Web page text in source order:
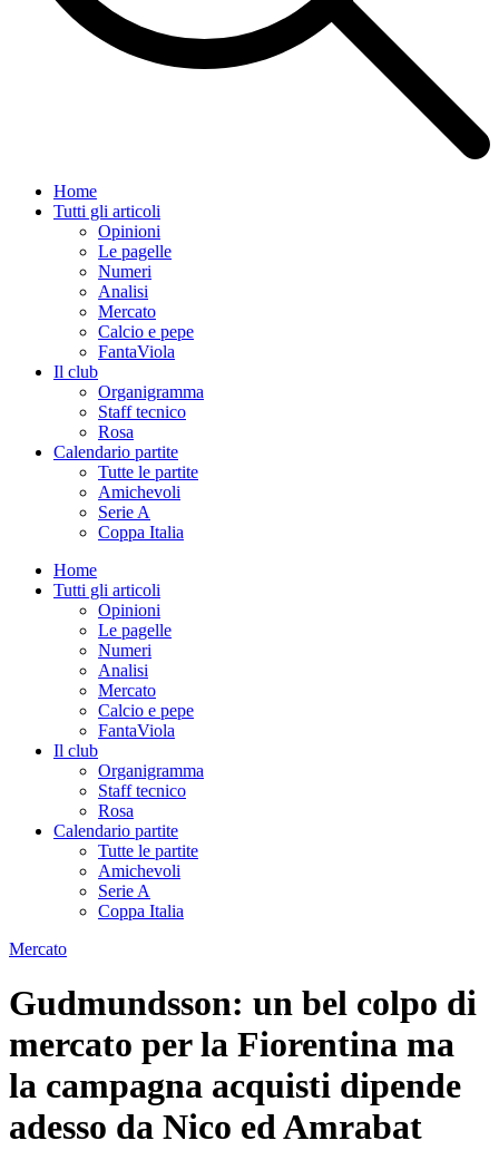
Home
Tutti gli articoli
Opinioni
Le pagelle
Numeri
Analisi
Mercato
Calcio e pepe
FantaViola
Il club
Organigramma
Staff tecnico
Rosa
Calendario partite
Tutte le partite
Amichevoli
Serie A
Coppa Italia
Home
Tutti gli articoli
Opinioni
Le pagelle
Numeri
Analisi
Mercato
Calcio e pepe
FantaViola
Il club
Organigramma
Staff tecnico
Rosa
Calendario partite
Tutte le partite
Amichevoli
Serie A
Coppa Italia
Mercato
Gudmundsson: un bel colpo di
mercato per la Fiorentina ma
la campagna acquisti dipende
adesso da Nico ed Amrabat